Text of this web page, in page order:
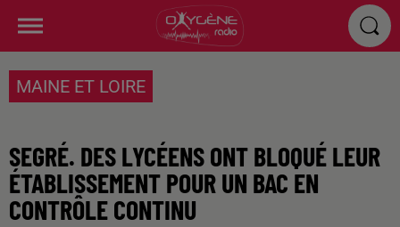
MAINE ET LOIRE
SEGRÉ. DES LYCÉENS ONT BLOQUÉ LEUR
ÉTABLISSEMENT POUR UN BAC EN
CONTRÔLE CONTINU